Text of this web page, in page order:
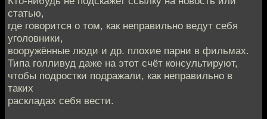
статью,
где говорится о том, как неправильно ведут себя
уголовники,
вооружённые люди и др. плохие парни в фильмах.
Типа голливуд даже на этот счёт консультируют,
чтобы подростки подражали, как неправильно в
таких
раскладах себя вести.